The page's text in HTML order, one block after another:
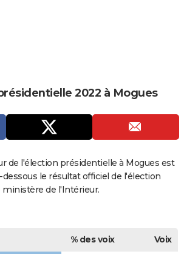
2022 à Mogues
de l'élection présidentielle à Mogues est
le résultat officiel de l'élection
de l'Intérieur.
% des voix
Voix